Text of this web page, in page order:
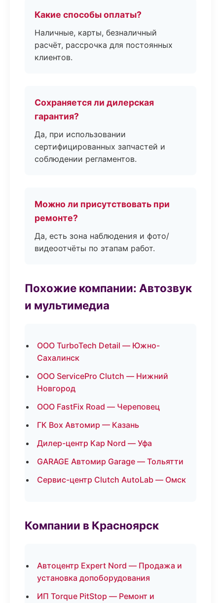
Какие способы оплаты?
Наличные, карты, безналичный
расчёт, рассрочка для постоянных
клиентов.
Сохраняется ли дилерская
гарантия?
Да, при использовании
сертифицированных запчастей и
соблюдении регламентов.
Можно ли присутствовать при
ремонте?
Да, есть зона наблюдения и фото/
видеоотчёты по этапам работ.
Похожие компании: Автозвук
и мультимедиа
ООО TurboTech Detail — Южно-
Сахалинск
ООО ServicePro Clutch — Нижний
Новгород
ООО FastFix Road — Череповец
ГК Box Автомир — Казань
Дилер-центр Кар Nord — Уфа
GARAGE Автомир Garage — Тольятти
Сервис-центр Clutch AutoLab — Омск
Компании в Красноярск
Автоцентр Expert Nord — Продажа и
установка допоборудования
ИП Torque PitStop — Ремонт и